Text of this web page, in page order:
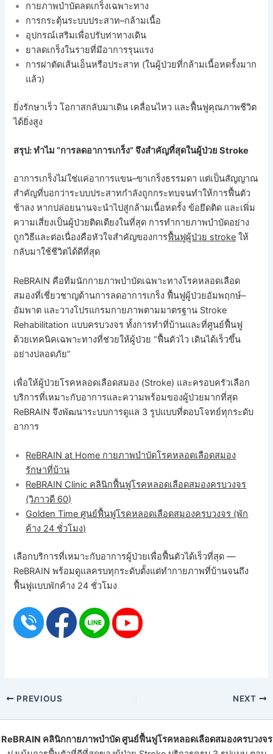
กายภาพบำบัดลดเกร็งเฉพาะทาง
การกระตุ้นระบบประสาท–กล้ามเนื้อ
อุปกรณ์เสริมเพื่อปรับท่าทางเดิน
ยาลดเกร็งในรายที่มีอาการรุนแรง
การผ่าตัดเส้นเอ็นหรือประสาท (ในผู้ป่วยที่กล้ามเนื้อหดรั้งมาก
แล้ว)
ยิ่งรักษาเร็ว โอกาสกลับมาเดิน เคลื่อนไหว และฟื้นฟูคุณภาพชีวิต
ได้ยิ่งสูง
สรุป: ทำไม “การลดอาการเกร็ง” จึงสำคัญที่สุดในผู้ป่วย Stroke
อาการเกร็งไม่ใช่แค่อาการแขน–ขาเกร็งธรรมดา แต่เป็นสัญญาณ
สำคัญที่บอกว่าระบบประสาทกำลังถูกกระทบจนทำให้การฟื้นตัว
ช้าลง หากปล่อยนานจะนำไปสู่กล้ามเนื้อหดรั้ง ข้อยึดติด และเพิ่ม
ความเสี่ยงเป็นผู้ป่วยติดเตียงในที่สุด การทำกายภาพบำบัดอย่าง
ถูกวิธีและต่อเนื่องคือหัวใจสำคัญของการฟื้นฟูผู้ป่วย stroke ให้
กลับมาใช้ชีวิตได้ดีที่สุด
ReBRAIN คือทีมนักกายภาพบำบัดเฉพาะทางโรคหลอดเลือด
สมองที่เชี่ยวชาญด้านการลดอาการเกร็ง ฟื้นฟูผู้ป่วยอัมพฤกษ์–
อัมพาต และวางโปรแกรมกายภาพตามมาตรฐาน Stroke
Rehabilitation แบบครบวงจร ทั้งการทำที่บ้านและที่ศูนย์ฟื้นฟู
ด้วยเทคนิคเฉพาะทางที่ช่วยให้ผู้ป่วย “ฟื้นตัวไว เดินได้เร็วขึ้น
อย่างปลอดภัย”
เพื่อให้ผู้ป่วยโรคหลอดเลือดสมอง (Stroke) และครอบครัวเลือก
บริการที่เหมาะกับอาการและความพร้อมของผู้ป่วยมากที่สุด
ReBRAIN จึงพัฒนาระบบการดูแล 3 รูปแบบที่ตอบโจทย์ทุกระดับ
อาการ
ReBRAIN at Home กายภาพบำบัดโรคหลอดเลือดสมอง
รักษาที่บ้าน
ReBRAIN Clinic คลินิกฟื้นฟูโรคหลอดเลือดสมองครบวงจร
(วิภาวดี 60)
Golden Time ศูนย์ฟื้นฟูโรคหลอดเลือดสมองครบวงจร (พัก
ค้าง 24 ชั่วโมง)
เลือกบริการที่เหมาะกับอาการผู้ป่วยเพื่อฟื้นตัวได้เร็วที่สุด —
ReBRAIN พร้อมดูแลครบทุกระดับตั้งแต่ทำกายภาพที่บ้านจนถึง
ฟื้นฟูแบบพักค้าง 24 ชั่วโมง
PREVIOUS NEXT
ReBRAIN คลินิกกายภาพบําบัดศูนย์ฟื้นฟูโรคหลอดเลือดสมองครบวงจร